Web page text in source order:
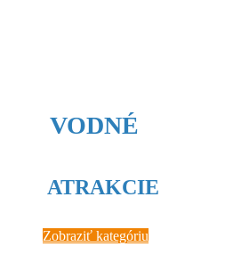
VODNÉ
ATRAKCIE
Zobraziť kategóriu